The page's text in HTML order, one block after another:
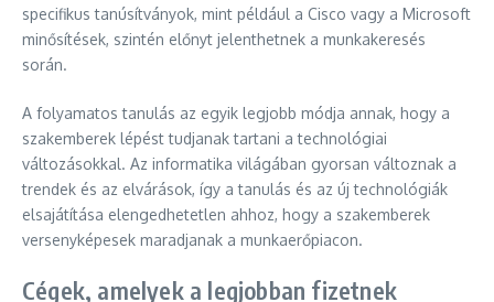
specifikus tanúsítványok, mint például a Cisco vagy a Microsoft
minősítések, szintén előnyt jelenthetnek a munkakeresés
során.
A folyamatos tanulás az egyik legjobb módja annak, hogy a
szakemberek lépést tudjanak tartani a technológiai
változásokkal. Az informatika világában gyorsan változnak a
trendek és az elvárások, így a tanulás és az új technológiák
elsajátítása elengedhetetlen ahhoz, hogy a szakemberek
versenyképesek maradjanak a munkaerőpiacon.
Cégek, amelyek a legjobban fizetnek